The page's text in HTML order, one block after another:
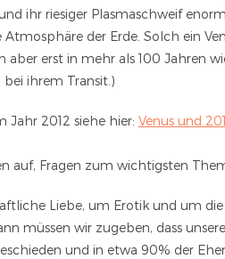
ihr riesiger Plasmaschweif
der Erde. Solch ein
erst in mehr als 100 Jahren
ihrem Transit.)
Jahr 2012 siehe hier: Venus und
auf, Fragen zum wichtigsten
Liebe, um Erotik und um die
müssen wir zugeben, dass
und in etwa 90% der